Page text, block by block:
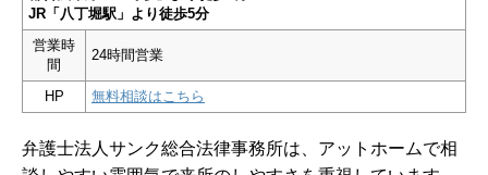
JR「八丁堀駅」より徒歩5分
営業時
間
24時間営業
HP 無料相談はこちら
弁護士法人サンク総合法律事務所は、アットホームで相